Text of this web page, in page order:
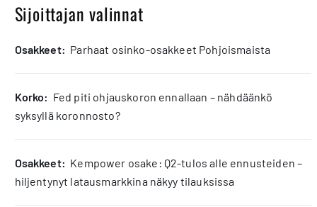
Sijoittajan valinnat
osakkeet: Parhaat osinko-osakkeet Pohjoismaista
korko: Fed piti ohjauskoron ennallaan – nähdäänkö
syksyllä koronnosto?
osakkeet: Kempower osake: Q2-tulos alle ennusteiden –
hiljentynyt latausmarkkina näkyy tilauksissa